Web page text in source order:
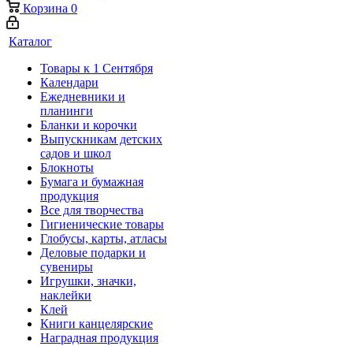
Корзина 0
Каталог
Товары к 1 Сентября
Календари
Ежедневники и
планинги
Бланки и корочки
Выпускникам детских
садов и школ
Блокноты
Бумага и бумажная
продукция
Все для творчества
Гигиенические товары
Глобусы, карты, атласы
Деловые подарки и
сувениры
Игрушки, значки,
наклейки
Клей
Книги канцелярские
Наградная продукция